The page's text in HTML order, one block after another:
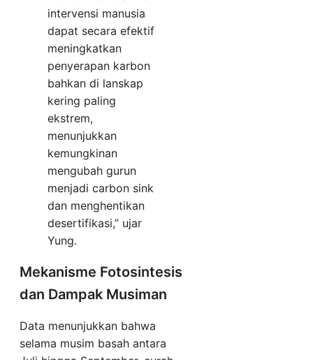
intervensi manusia
dapat secara efektif
meningkatkan
penyerapan karbon
bahkan di lanskap
kering paling
ekstrem,
menunjukkan
kemungkinan
mengubah gurun
menjadi carbon sink
dan menghentikan
desertifikasi,” ujar
Yung.
Mekanisme Fotosintesis
dan Dampak Musiman
Data menunjukkan bahwa
selama musim basah antara